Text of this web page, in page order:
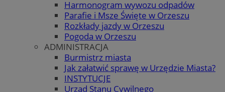
Harmonogram wywozu odpadów
Parafie i Msze Święte w Orzeszu
Rozkłady jazdy w Orzeszu
Pogoda w Orzeszu
ADMINISTRACJA
Burmistrz miasta
Jak załatwić sprawę w Urzędzie Miasta?
INSTYTUCJE
Urząd Stanu Cywilnego